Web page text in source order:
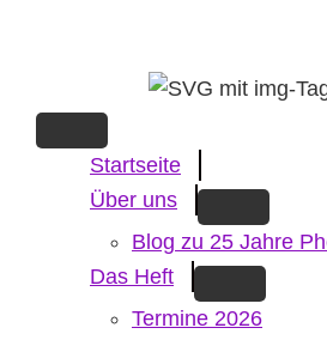
content
Startseite
Über uns
Blog zu 25 Jahre
Das Heft
Termine 2026